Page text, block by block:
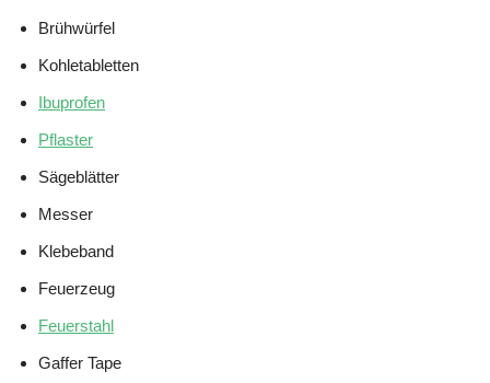
Brühwürfel
Kohletabletten
Ibuprofen
Pflaster
Sägeblätter
Messer
Klebeband
Feuerzeug
Feuerstahl
Gaffer Tape